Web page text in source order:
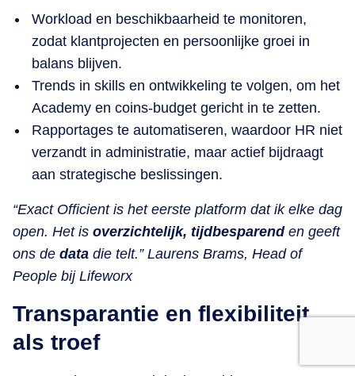
Workload en beschikbaarheid te monitoren,
zodat klantprojecten en persoonlijke groei in
balans blijven.
Trends in skills en ontwikkeling te volgen, om het
Academy en coins-budget gericht in te zetten.
Rapportages te automatiseren, waardoor HR niet
verzandt in administratie, maar actief bijdraagt
aan strategische beslissingen.
“Exact Officient is het eerste platform dat ik elke dag
open. Het is overzichtelijk, tijdbesparenden geeft
ons de data die telt.” Laurens Brams, Head of
People bij Lifeworx
Transparantie en flexibiliteit
als troef